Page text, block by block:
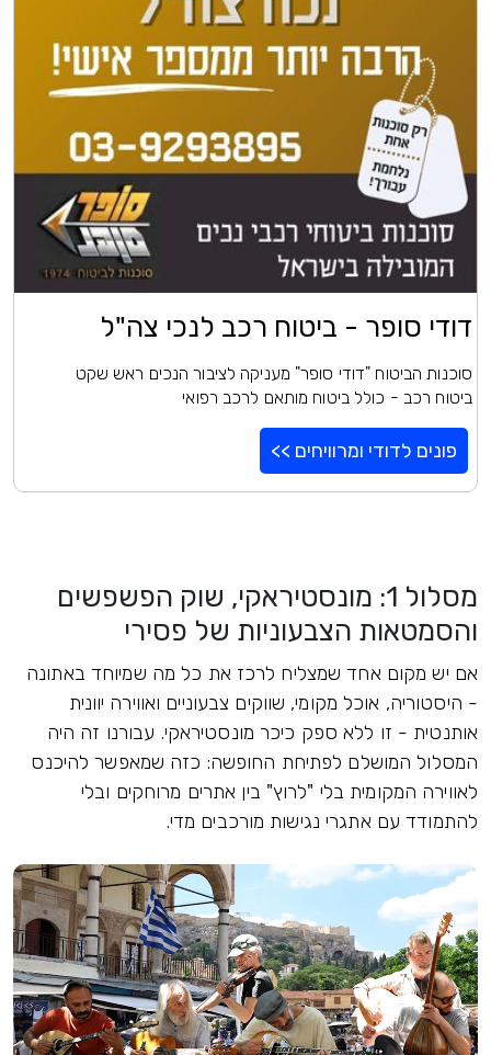
דודי סופר - ביטוח רכב לנכי צה"ל
סוכנות הביטוח "דודי סופר" מעניקה לציבור הנכים ראש שקט
ביטוח רכב - כולל ביטוח מותאם לרכב רפואי
פונים לדודי ומרוויחים >>
מסלול 1: מונסטיראקי, שוק הפשפשים
והסמטאות הצבעוניות של פסירי
אם יש מקום אחד שמצליח לרכז את כל מה שמיוחד באתונה
- היסטוריה, אוכל מקומי, שווקים צבעוניים ואווירה יוונית
אותנטית - זו ללא ספק כיכר מונסטיראקי. עבורנו זה היה
המסלול המושלם לפתיחת החופשה: כזה שמאפשר להיכנס
לאווירה המקומית בלי "לרוץ" בין אתרים מרוחקים ובלי
להתמודד עם אתגרי נגישות מורכבים מדי.